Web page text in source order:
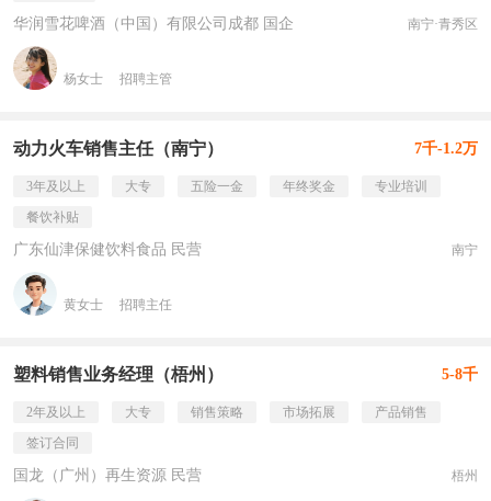
华润雪花啤酒（中国）有限公司成都 国企 南宁·青秀区
杨女士 招聘主管
动力火车销售主任（南宁） 7千-1.2万
3年及以上 大专 五险一金 年终奖金
专业培训
餐饮补贴
广东仙津保健饮料食品 民营 南宁
黄女士 招聘主任
塑料销售业务经理（梧州） 5-8千
2年及以上 大专 销售策略 市场拓展
产品销售
签订合同
国龙（广州）再生资源 民营 梧州